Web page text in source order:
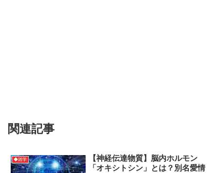
関連記事
◆雑学
【神経伝達物質】脳内ホルモン
「オキシトシン」とは？別名愛情